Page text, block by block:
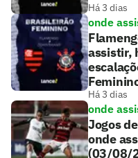
Há 3 dias
onde
assistir,
Há 3 dias
onde
Jogos
onde
(03/08/